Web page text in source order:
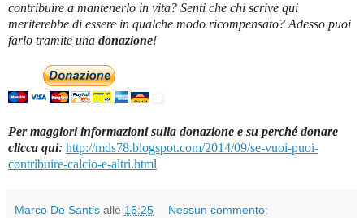
contribuire a mantenerlo in vita? Senti che chi scrive qui
meriterebbe di essere in qualche modo ricompensato? Adesso puoi
farlo tramite una donazione!
Per maggiori informazioni sulla donazione e su perché donare
clicca qui: http://mds78.blogspot.com/2014/09/se-vuoi-puoi-
contribuire-calcio-e-altri.html
Marco De Santis alle 16:25 Nessun commento: